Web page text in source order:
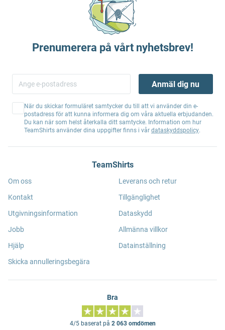
Prenumerera på vårt nyhetsbrev!
Anmäl dig nu
När du skickar formuläret samtycker du till att vi använder din e-
postadress för att kunna informera dig om våra aktuella erbjudanden.
Du kan när som helst återkalla ditt samtycke. Information om hur
TeamShirts använder dina uppgifter finns i vår dataskyddspolicy.
TeamShirts
Om oss
Kontakt
Utgivningsinformation
Jobb
Hjälp
Skicka annulleringsbegära
Leverans och retur
Tillgänglighet
Dataskydd
Allmänna villkor
Datainställning
Bra
4/5 baserat på 2 063 omdömen